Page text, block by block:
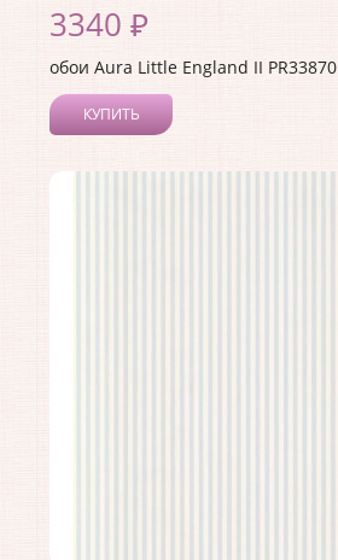
3340 ₽
обои Aura Little England II PR33870
КУПИТЬ